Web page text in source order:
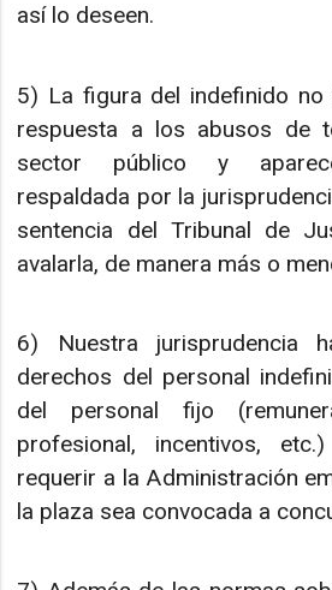
así lo deseen.
5) La figura del indefinido no
respuesta a los abusos de
sector público y
respaldada por la
sentencia del Tribunal de
avalarla, de manera más o
6) Nuestra jurisprudencia
derechos del personal
del personal fijo
profesional, incentivos,
requerir a la Administración
la plaza sea convocada a